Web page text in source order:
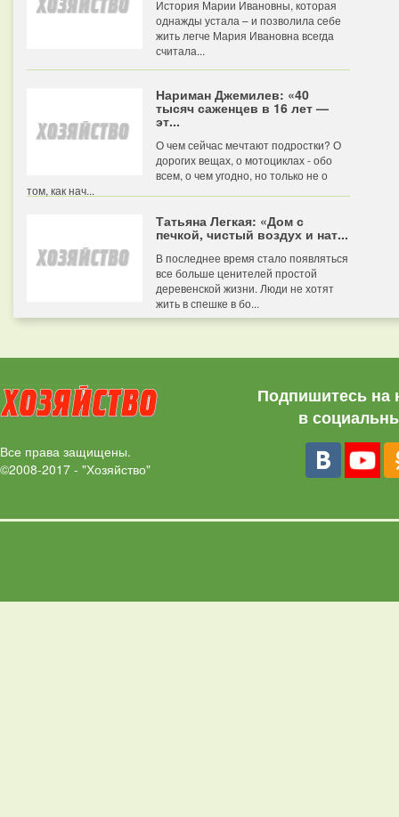
История Марии Ивановны, которая
однажды устала – и позволила себе
жить легче Мария Ивановна всегда
считала...
Нариман Джемилев: «40
тысяч саженцев в 16 лет —
эт...
О чем сейчас мечтают подростки? О
дорогих вещах, о мотоциклах - обо
всем, о чем угодно, но только не о
том, как нач...
Татьяна Легкая: «Дом с
печкой, чистый воздух и нат...
В последнее время стало появляться
все больше ценителей простой
деревенской жизни. Люди не хотят
жить в спешке в бо...
Все права защищены.
©2008-2017 - "Хозяйство"
Подпишитесь на
в